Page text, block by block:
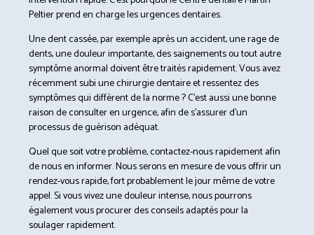
Peltier prend en charge les urgences dentaires.
Une dent cassée, par exemple après un accident, une rage de
dents, une douleur importante, des saignements ou tout autre
symptôme anormal doivent être traités rapidement. Vous avez
récemment subi une chirurgie dentaire et ressentez des
symptômes qui diffèrent de la norme ? C’est aussi une bonne
raison de consulter en urgence, afin de s’assurer d’un
processus de guérison adéquat.
Quel que soit votre problème, contactez-nous rapidement afin
de nous en informer. Nous serons en mesure de vous offrir un
rendez-vous rapide, fort probablement le jour même de votre
appel. Si vous vivez une douleur intense, nous pourrons
également vous procurer des conseils adaptés pour la
soulager rapidement.